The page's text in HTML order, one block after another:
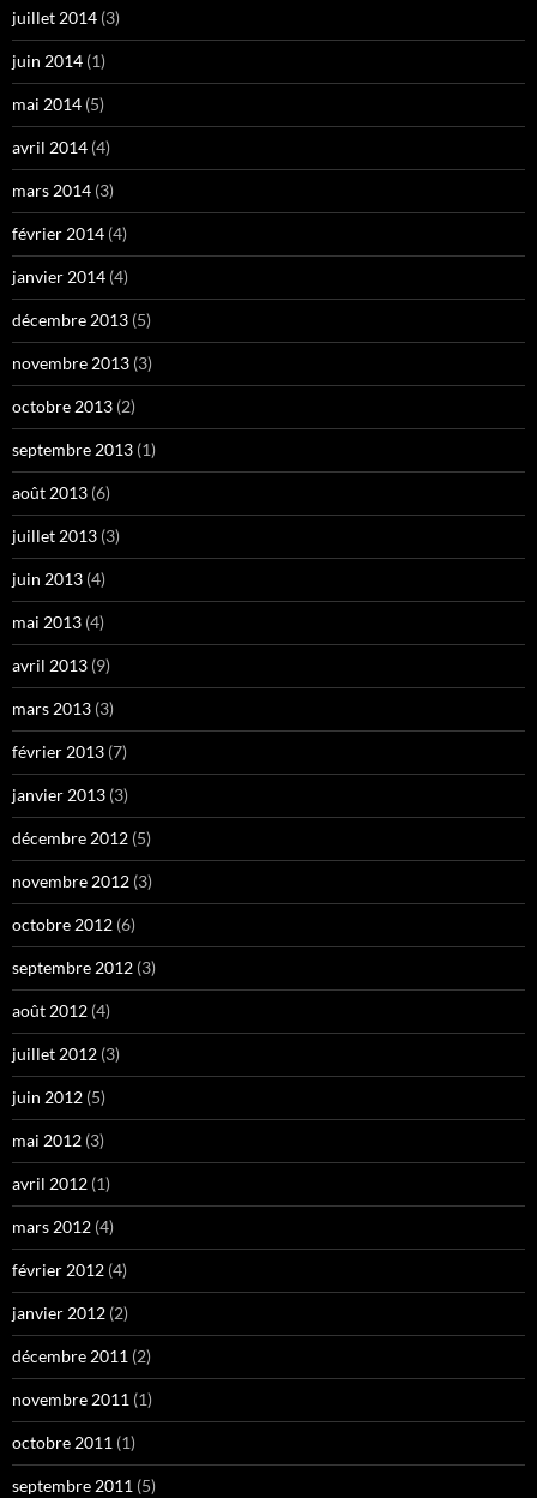
juillet 2014 (3)
juin 2014 (1)
mai 2014 (5)
avril 2014 (4)
mars 2014 (3)
février 2014 (4)
janvier 2014 (4)
décembre 2013 (5)
novembre 2013 (3)
octobre 2013 (2)
septembre 2013 (1)
août 2013 (6)
juillet 2013 (3)
juin 2013 (4)
mai 2013 (4)
avril 2013 (9)
mars 2013 (3)
février 2013 (7)
janvier 2013 (3)
décembre 2012 (5)
novembre 2012 (3)
octobre 2012 (6)
septembre 2012 (3)
août 2012 (4)
juillet 2012 (3)
juin 2012 (5)
mai 2012 (3)
avril 2012 (1)
mars 2012 (4)
février 2012 (4)
janvier 2012 (2)
décembre 2011 (2)
novembre 2011 (1)
octobre 2011 (1)
septembre 2011 (5)